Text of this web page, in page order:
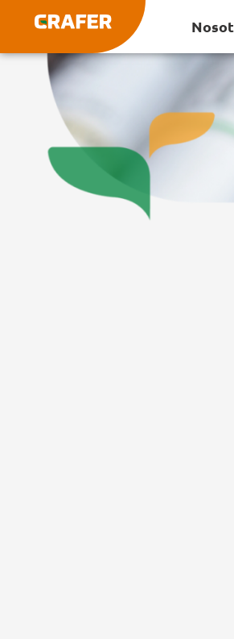
contenido